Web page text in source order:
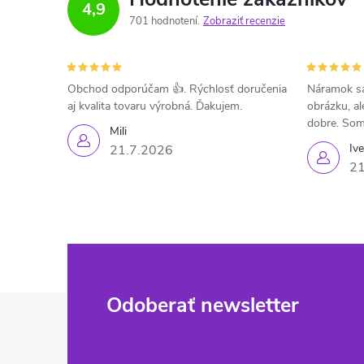
4,9
701 hodnotení Zobraziť recenzie
Mili
21.7.2026
Obchod odporúčam 👍. Rýchlosť doručenia
aj kvalita tovaru výrobná. Ďakujem.
Náramok
obrázku,
dobre.
Odoberať newsletter